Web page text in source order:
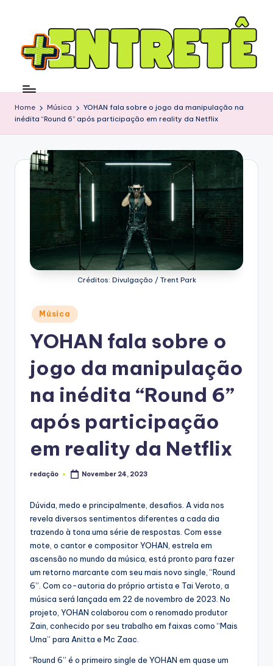
Home Música
YOHAN fala sobre o jogo da manipulação na
inédita “Round 6” após participação em reality da Netflix
Créditos: Divulgação / Trent Park
Posted
in
Música
YOHAN fala sobre o
jogo da manipulação
na inédita “Round 6”
após participação
em reality da Netflix
Posted
redação November 24, 2023
Dúvida, medo e principalmente, desafios. A vida nos
revela diversos sentimentos diferentes a cada dia
trazendo à tona uma série de respostas. Com esse
mote, o cantor e compositor YOHAN, estrela em
ascensão no mundo da música, está pronto para fazer
um retorno marcante com seu mais novo single, “Round
6”. Com co-autoria do próprio artista e Tai Veroto, a
música será lançada em 22 de novembro de 2023. No
projeto, YOHAN colaborou com o renomado produtor
Zain, conhecido por seu trabalho em faixas como “Mais
Uma” para Anitta e Mc Zaac.
“Round 6” é o primeiro single de YOHAN em quase um